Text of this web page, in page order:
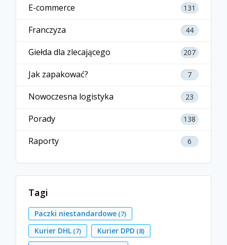
E-commerce 131
Franczyza 44
Giełda dla zlecającego 207
Jak zapakować? 7
Nowoczesna logistyka 23
Porady 138
Raporty 6
Tagi
Paczki niestandardowe (7)
Kurier DHL (7) Kurier DPD (8)